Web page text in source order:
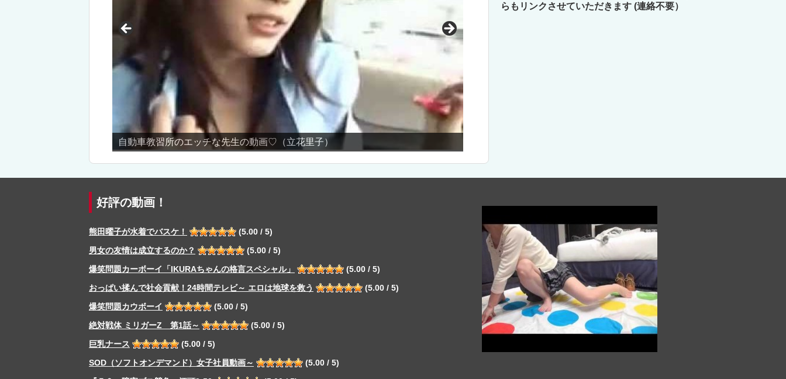
美女をくすぐる動画
らもリンクさせていただきます (連絡不要）
好評の動画！
熊田曜子が水着でバスケ！
(5.00 / 5)
男女の友情は成立するのか？
(5.00 / 5)
爆笑問題カーボーイ「IKURAちゃんの格言スペシャル」
(5.00 / 5)
おっぱい揉んで社会貢献！24時間テレビ～ エロは地球を救う
(5.00 / 5)
爆笑問題カウボーイ
(5.00 / 5)
絶対戦体 ミリガーZ 第1話～
(5.00 / 5)
巨乳ナース
(5.00 / 5)
SOD（ソフトオンデマンド）女子社員動画～
(5.00 / 5)